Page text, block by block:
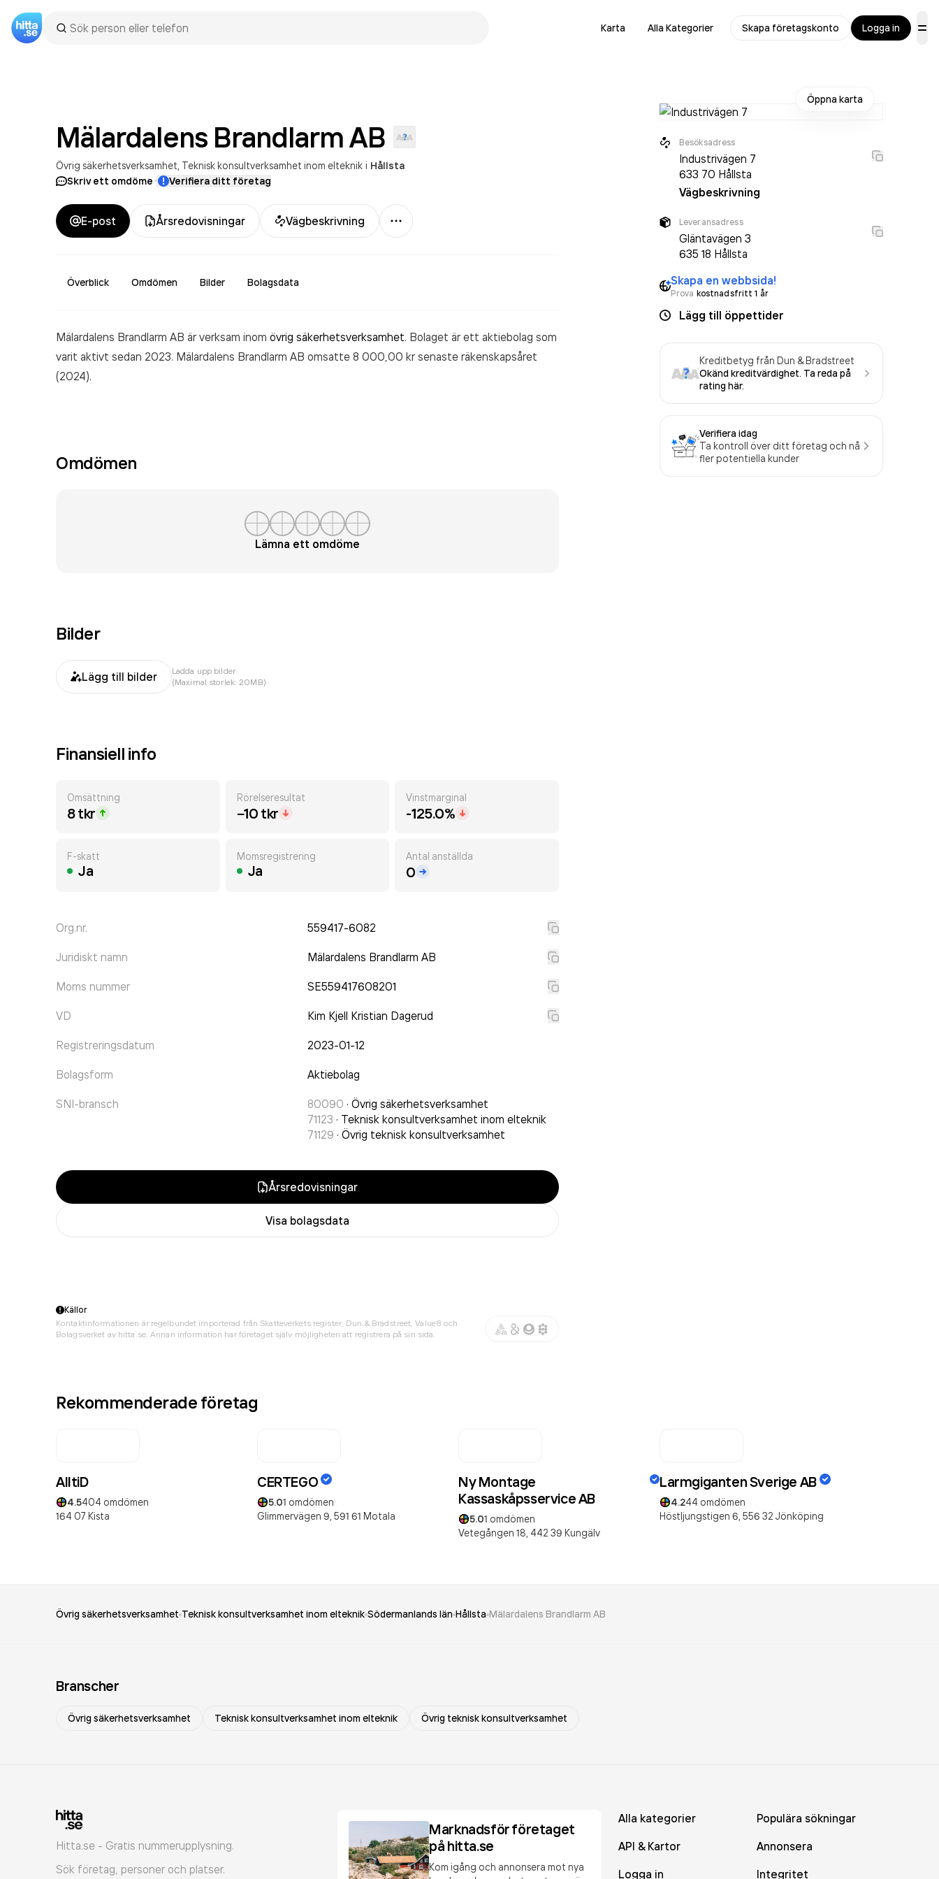
Karta Alla Kategorier Skapa företagskonto Logga in
Mälardalens BrandlarmAB
Övrig säkerhetsverksamhet Teknisk konsultverksamhet inom elteknik i Hållsta
Skriv ett omdöme· Verifiera ditt företag
E-post Årsredovisningar Vägbeskrivning
Mer
Överblick Omdömen Bilder Bolagsdata
Mälardalens Brandlarm AB är verksam inom övrig säkerhetsverksamhet. Bolaget är ett aktiebolag som
varit aktivt sedan 2023. Mälardalens Brandlarm AB omsatte 8 000,00 krsenaste räkenskapsåret
(2024).
Omdömen
Lämna ett omdöme
Bilder
Lägg till bilder
Ladda upp bilder
(Maximal storlek: 20MB)
Finansiell info
Omsättning
8 tkr
Rörelseresultat
−10 tkr
Vinstmarginal
-125.0%
F-skatt
Ja
Momsregistrering
Ja
Antal anställda
0
Org.nr. 559417-6082
Juridiskt namn Mälardalens Brandlarm AB
Moms nummer SE559417608201
VD Kim Kjell Kristian Dagerud
Registreringsdatum 2023-01-12
Bolagsform Aktiebolag
SNI-bransch 80090 · Övrig säkerhetsverksamhet
71123 · Teknisk konsultverksamhet inom elteknik
71129 · Övrig teknisk konsultverksamhet
Årsredovisningar
Visa bolagsdata
Öppna karta
Besöksadress
Industrivägen 7
633 70 Hållsta
Vägbeskrivning
Leveransadress
Gläntavägen 3
635 18 Hållsta
Skapa en webbsida!
Prova kostnadsfritt 1 år
Lägg till öppettider
Kreditbetyg från Dun & Bradstreet
Okänd kreditvärdighet. Ta reda på
rating här.
Verifiera idag
Ta kontroll över ditt företag och nå
fler potentiella kunder
Källor
Kontaktinformationen är regelbundet importerad från Skatteverkets register, Dun & Bradstreet, Value8 och
Bolagsverket av hitta.se. Annan information har företaget själv möjligheten att registrera på sin sida.
Rekommenderade företag
AlltiD
4.5404 omdömen
164 07 Kista
CERTEGO
5.01 omdömen
Glimmervägen 9, 591 61 Motala
Ny Montage
Kassaskåpsservice AB
5.01 omdömen
Vetegången 18, 442 39 Kungälv
Larmgiganten Sverige AB
4.244 omdömen
Höstljungstigen 6, 556 32 Jönköping
Övrig säkerhetsverksamhet Teknisk konsultverksamhet inom elteknik Södermanlands län Hållsta Mälardalens Brandlarm AB
Branscher
Övrig säkerhetsverksamhet Teknisk konsultverksamhet inom elteknik Övrig teknisk konsultverksamhet
Hitta.se - Gratis nummerupplysning.
Sök företag, personer och platser.
Marknadsför företaget
på hitta.se
Kom igång och annonsera mot nya
Alla kategorier
Populära sökningar
API & Kartor
Annonsera
Logga in
Integritet